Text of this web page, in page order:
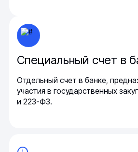
Специальный счет в
Отдельный счет в банке,
участия в государственных
и 223-ФЗ.